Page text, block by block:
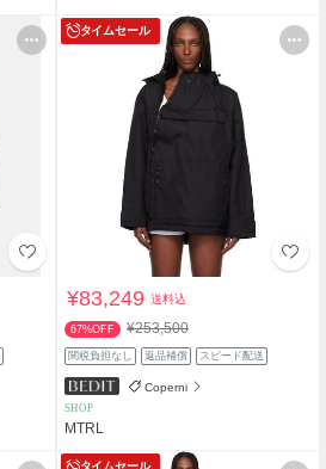
タイムセール
¥83,249送料込
67%OFF ¥253,500
関税負担なし 返品補償 スピード配送
Coperni
SHOP
MTRL
タイムセール